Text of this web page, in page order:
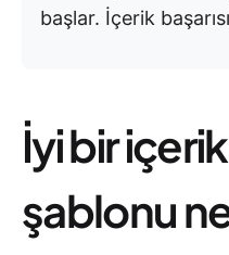
başlar. İçerik
İyi bir
şablonu